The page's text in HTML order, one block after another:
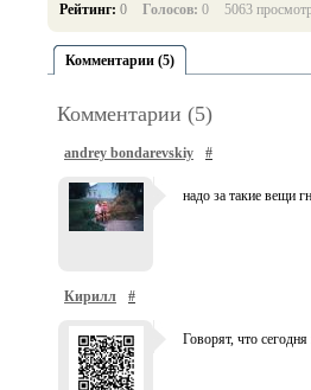
Рейтинг: 0 Голосов: 0 5063
Комментарии (5)
Комментарии (5)
andrey bondarevskiy #
надо за такие вещи
Кирилл #
Говорят, что